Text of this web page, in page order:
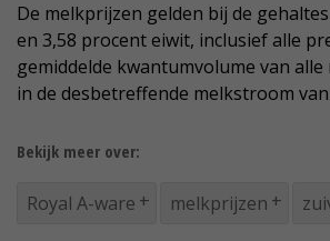
De melkprijzen gelden bij de
en 3,58 procent eiwit, inclusief alle
gemiddelde kwantumvolume van
in de desbetreffende melkstroom van
Bekijk meer over:
Royal A-ware melkprijzen